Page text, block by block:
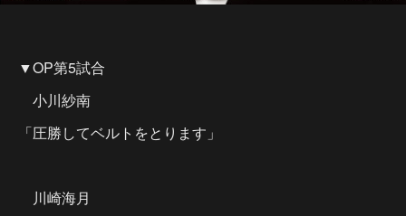
▼OP第5試合
小川紗南
「圧勝してベルトをとります」
川崎海月